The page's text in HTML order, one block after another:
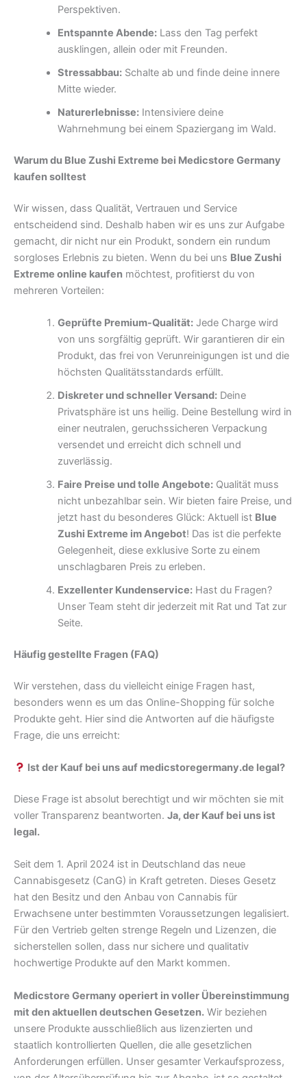
Perspektiven.
Entspannte Abende:Lass den Tag perfekt
ausklingen, allein oder mit Freunden.
Stressabbau:Schalte ab und finde deine innere
Mitte wieder.
Naturerlebnisse:Intensiviere deine
Wahrnehmung bei einem Spaziergang im Wald.
Warum du Blue Zushi Extreme bei Medicstore Germany
kaufen solltest
Wir wissen, dass Qualität, Vertrauen und Service
entscheidend sind. Deshalb haben wir es uns zur Aufgabe
gemacht, dir nicht nur ein Produkt, sondern ein rundum
sorgloses Erlebnis zu bieten. Wenn du bei uns Blue Zushi
Extreme online kaufen möchtest, profitierst du von
mehreren Vorteilen:
Geprüfte Premium-Qualität:Jede Charge wird
von uns sorgfältig geprüft. Wir garantieren dir ein
Produkt, das frei von Verunreinigungen ist und die
höchsten Qualitätsstandards erfüllt.
Diskreter und schneller Versand:Deine
Privatsphäre ist uns heilig. Deine Bestellung wird in
einer neutralen, geruchssicheren Verpackung
versendet und erreicht dich schnell und
zuverlässig.
Faire Preise und tolle Angebote:Qualität muss
nicht unbezahlbar sein. Wir bieten faire Preise, und
jetzt hast du besonderes Glück: Aktuell ist Blue
Zushi Extreme im Angebot! Das ist die perfekte
Gelegenheit, diese exklusive Sorte zu einem
unschlagbaren Preis zu erleben.
Exzellenter Kundenservice:Hast du Fragen?
Unser Team steht dir jederzeit mit Rat und Tat zur
Seite.
Häufig gestellte Fragen (FAQ)
Wir verstehen, dass du vielleicht einige Fragen hast,
besonders wenn es um das Online-Shopping für solche
Produkte geht. Hier sind die Antworten auf die häufigste
Frage, die uns erreicht:
Ist der Kauf bei uns auf medicstoregermany.de legal?
Diese Frage ist absolut berechtigt und wir möchten sie mit
voller Transparenz beantworten. Ja, der Kauf bei uns ist
legal.
Seit dem 1. April 2024 ist in Deutschland das neue
Cannabisgesetz (CanG) in Kraft getreten. Dieses Gesetz
hat den Besitz und den Anbau von Cannabis für
Erwachsene unter bestimmten Voraussetzungen legalisiert.
Für den Vertrieb gelten strenge Regeln und Lizenzen, die
sicherstellen sollen, dass nur sichere und qualitativ
hochwertige Produkte auf den Markt kommen.
Medicstore Germany operiert in voller Übereinstimmung
mit den aktuellen deutschen Gesetzen. Wir beziehen
unsere Produkte ausschließlich aus lizenzierten und
staatlich kontrollierten Quellen, die alle gesetzlichen
Anforderungen erfüllen. Unser gesamter Verkaufsprozess,